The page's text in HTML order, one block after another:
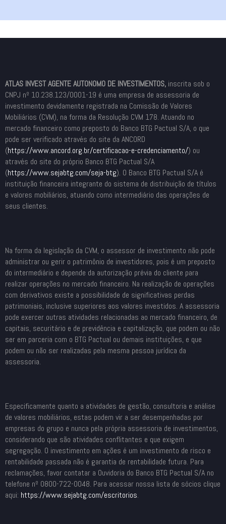
ATLAS INVEST AGENTE AUTONOMO DE INVESTIMENTOS, inscrita sob o
CNPJ nº 10.238.123/0001-19 é uma empresa de assessoria de
investimento devidamente registrada na Comissão de Valores
Mobiliários (CVM), na forma da Resolução CVM 178. Atuando no
mercado financeiro como preposto do Banco BTG Pactual S/A, o que
pode ser verificado através do site da ANCORD
(https://www.ancord.org.br/certificacao-e-credenciamento/) ou
através do site do próprio Banco BTG Pactual S/A
(https://www.sejabtg.com/seja-btg). O Banco BTG Pactual S/A é
instituição financeira integrante do sistema de distribuição de títulos
e valores mobiliários, atuando como intermediário das operações de
seus clientes.
Na forma da legislação da CVM, o assessor de investimento não pode
administrar ou gerir o patrimônio de investidores, pois é um preposto
do intermediário e depende da autorização prévia do cliente para
realizar operações no mercado financeiro. Na realização de operações
com derivativos existe a possibilidade de significativas perdas
patrimoniais, inclusive superiores aos valores investidos. A assessoria
pode exercer outras atividades relacionadas ao mercado financeiro, de
capitais, securitário e de previdência e capitalização, que podem ou não
ser em parceria com o BTG Pactual ou demais instituições, e que
podem ou não ser realizadas pela mesma pessoa jurídica da
assessoria.
Especificamente quanto a atividades de gestão, consultoria e análise
de valores mobiliários, estas podem vir a ser desempenhadas por
empresas do grupo e nunca pela própria assessoria de investimentos,
considerando que são atividades conflitantes e que exigem
segregação. O investimento em ações é um investimento de risco e
rentabilidade passada não é garantia de rentabilidade futura. Para
reclamações, favor contatar a Ouvidoria do Banco BTG Pactual S/A no
telefone nº 0800-722-0048. Para acessar nossa lista de sócios clique
aqui: https://www.sejabtg.com/escritorios.